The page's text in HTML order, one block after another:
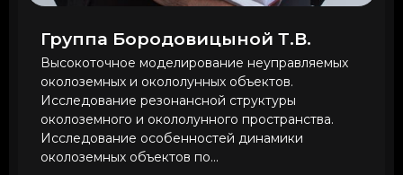
Группа Бородовицыной Т.В.
Высокоточное моделирование неуправляемых
околоземных и окололунных объектов.
Исследование резонансной структуры
околоземного и окололунного пространства.
Исследование особенностей динамики
околоземных объектов по...